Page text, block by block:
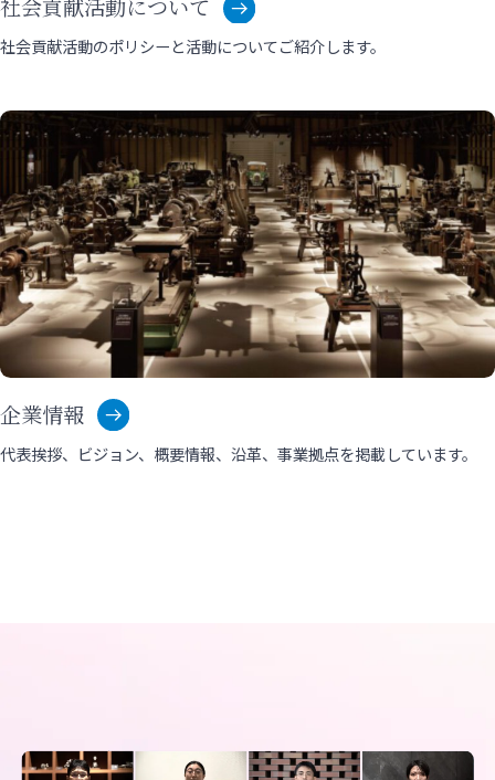
社会貢献活動について
社会貢献活動のポリシーと活動についてご紹介します。
企業情報
代表挨拶、ビジョン、概要情報、沿革、事業拠点を掲載しています。